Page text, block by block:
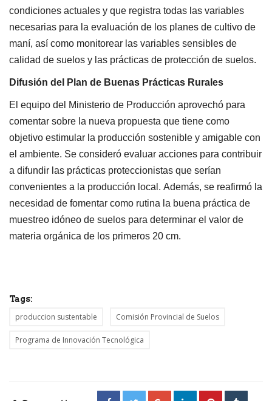
condiciones actuales y que registra todas las variables
necesarias para la evaluación de los planes de cultivo de
maní, así como monitorear las variables sensibles de
calidad de suelos y las prácticas de protección de suelos.
Difusión del Plan de Buenas Prácticas Rurales
El equipo del Ministerio de Producción aprovechó para
comentar sobre la nueva propuesta que tiene como
objetivo estimular la producción sostenible y amigable con
el ambiente. Se consideró evaluar acciones para contribuir
a difundir las prácticas proteccionistas que serían
convenientes a la producción local. Además, se reafirmó la
necesidad de fomentar como rutina la buena práctica de
muestreo idóneo de suelos para determinar el valor de
materia orgánica de los primeros 20 cm.
Tags:
produccion sustentable Comisión Provincial de Suelos
Programa de Innovación Tecnológica